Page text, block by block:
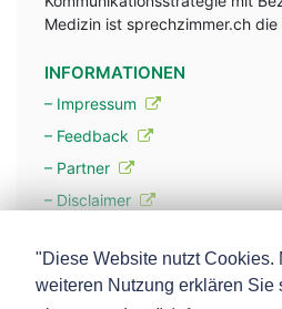
Medizin ist sprechzimmer.ch
INFORMATIONEN
– Impressum
– Feedback
– Partner
– Disclaimer
– Werbung
"Diese Website nutzt Cookies.
weiteren Nutzung erklären Sie